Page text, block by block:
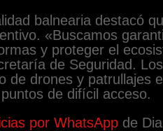
balnearia destacó
«Buscamos
y proteger el
de Seguridad.
de drones y patrullajes
de difícil acceso.
por WhatsApp de